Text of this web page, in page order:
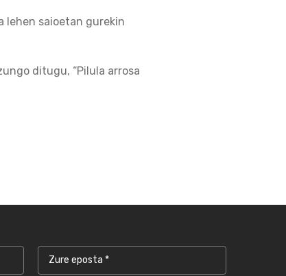
lehen saioetan gurekin
ditugu, “Pilula arrosa